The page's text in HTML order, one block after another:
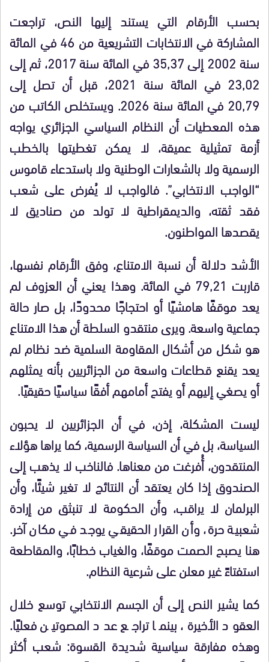
بحسب الأرقام التي يستند إليها النص، تراجعت
المشاركة في الانتخابات التشريعية من 46 في المائة
سنة 2002 إلى 35,37 في المائة سنة 2017، ثم إلى
23,02 في المائة سنة 2021، قبل أن تصل إلى
20,79 في المائة سنة 2026. ويستخلص الكاتب من
هذه المعطيات أن النظام السياسي الجزائري يواجه
أزمة تمثيلية عميقة، لا يمكن تغطيتها بالخطب
الرسمية ولا بالشعارات الوطنية ولا باستدعاء قاموس
“الواجب الانتخابي”. فالواجب لا يُفرض على شعب
فقد ثقته، والديمقراطية لا تولد من صناديق لا
يقصدها المواطنون.
الأشد دلالة أن نسبة الامتناع، وفق الأرقام نفسها،
قاربت 79,21 في المائة. وهذا يعني أن العزوف لم
يعد موقفًا هامشيًا أو احتجاجًا محدودًا، بل صار حالة
جماعية واسعة. ويرى منتقدو السلطة أن هذا الامتناع
هو شكل من أشكال المقاومة السلمية ضد نظام لم
يعد يقنع قطاعات واسعة من الجزائريين بأنه يمثلهم
أو يصغي إليهم أو يفتح أمامهم أفقًا سياسيًا حقيقيًا.
ليست المشكلة، إذن، في أن الجزائريين لا يحبون
السياسة، بل في أن السياسة الرسمية، كما يراها هؤلاء
المنتقدون، أُفرغت من معناها. فالناخب لا يذهب إلى
الصندوق إذا كان يعتقد أن النتائج لا تغير شيئًا، وأن
البرلمان لا يراقب، وأن الحكومة لا تنبثق من إرادة
شعبية حرة، وأن القرار الحقيقي يوجد في مكان آخر.
هنا يصبح الصمت موقفًا، والغياب خطابًا، والمقاطعة
استفتاءً غير معلن على شرعية النظام.
كما يشير النص إلى أن الجسم الانتخابي توسع خلال
العقود الأخيرة، بينما تراجع عدد المصوتين فعليًا.
وهذه مفارقة سياسية شديدة القسوة: شعب أكثر